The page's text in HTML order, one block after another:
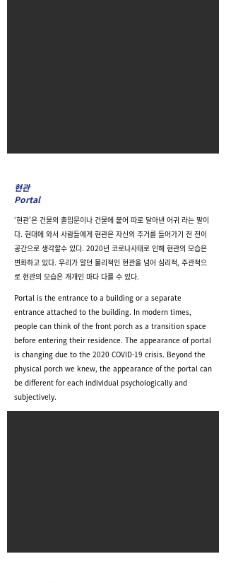
현관
Portal
‘현관'은 건물의 출입문이나 건물에 붙어 따로 달아낸 어귀 라는 말이
다. 현대에 와서 사람들에게 현관은 자신의 주거를 들어가기 전 전이
공간으로 생각할수 있다. 2020년 코로나사태로 인해 현관의 모습은
변화하고 있다. 우리가 알던 물리적인 현관을 넘어 심리적, 주관적으
로 현관의 모습은 개개인 마다 다를 수 있다.
Portal is the entrance to a building or a separate
entrance attached to the building. In modern times,
people can think of the front porch as a transition space
before entering their residence. The appearance of portal
is changing due to the 2020 COVID-19 crisis. Beyond the
physical porch we knew, the appearance of the portal can
be different for each individual psychologically and
subjectively.